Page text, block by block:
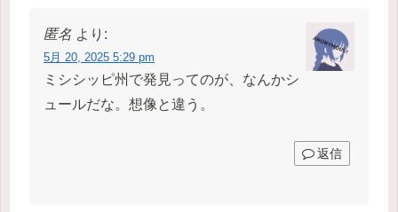
匿名 より:
5月 20, 2025 5:29 pm
ミシシッピ州で発見ってのが、なんかシ
ュールだな。想像と違う。
返信